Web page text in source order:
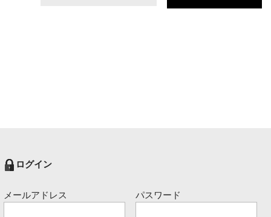
ログイン
メールアドレス パスワード